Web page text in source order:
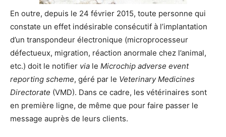
En outre, depuis le 24 février 2015, toute personne qui
constate un effet indésirable consécutif à l’implantation
d’un transpondeur électronique (microprocesseur
défectueux, migration, réaction anormale chez l’animal,
etc.) doit le notifier via le Microchip adverse event
reporting scheme, géré par le Veterinary Medicines
Directorate (VMD). Dans ce cadre, les vétérinaires sont
en première ligne, de même que pour faire passer le
message auprès de leurs clients.